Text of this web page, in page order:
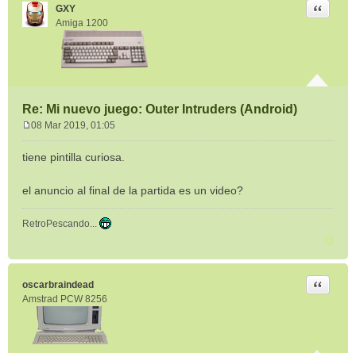
GXY
Amiga 1200
Re: Mi nuevo juego: Outer Intruders (Android)
Citar
n
a
j
e
08 Mar 2019, 01:05
tiene pintilla curiosa.
el anuncio al final de la partida es un video?
RetroPescando...
oscarbraindead
Amstrad PCW 8256
Citar